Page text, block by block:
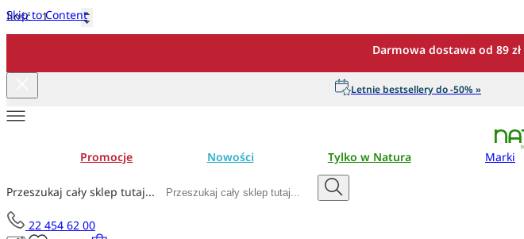
Skip to Content
Darmowa dostawa od 89 zł
Letnie bestsellery do -50% »
Promocje Nowości Tylko w Natura Marki
Przeszukaj cały sklep tutaj...
22 454 62 00
Ilość